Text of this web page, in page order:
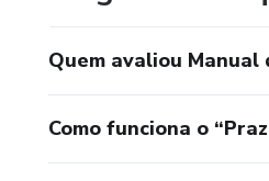
Quem avaliou Manual
Como funciona o